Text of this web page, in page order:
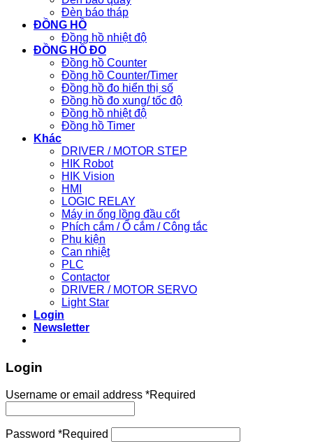
Đèn báo tháp
ĐỒNG HỒ
Đồng hồ nhiệt độ
ĐỒNG HỒ ĐO
Đồng hồ Counter
Đồng hồ Counter/Timer
Đồng hồ đo hiển thị số
Đồng hồ đo xung/ tốc độ
Đồng hồ nhiệt độ
Đồng hồ Timer
Khác
DRIVER / MOTOR STEP
HIK Robot
HIK Vision
HMI
LOGIC RELAY
Máy in ống lồng đầu cốt
Phích cắm / Ổ cắm / Công tắc
Phụ kiện
Can nhiệt
PLC
Contactor
DRIVER / MOTOR SERVO
Light Star
Login
Newsletter
Login
Username or email address *Required
Password *Required